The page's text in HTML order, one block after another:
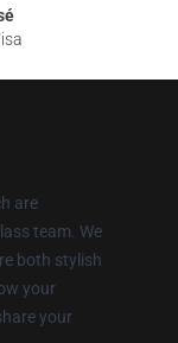
are
team. We
both stylish
your
your